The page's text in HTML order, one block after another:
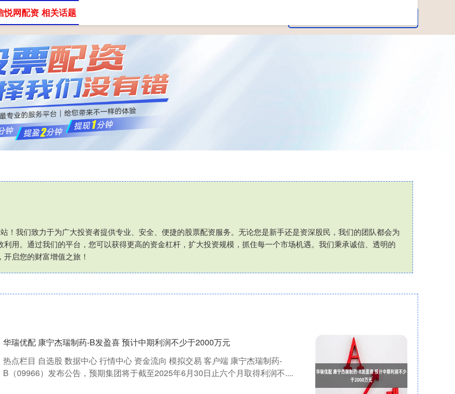
股票配资公司 武汉股票配资平台
！我们致力于为广大投资者提供专业、安全、便捷的股票配资服务。无论您是新手还是资深股民，我们的团队都会为
用。通过我们的平台，您可以获得更高的资金杠杆，扩大投资规模，抓住每一个市场机遇。我们秉承诚信、透明的
启您的财富增值之旅！
悦网配资 相关话题
华瑞优配 康宁杰瑞制药-B发盈喜 预计中期利润不少于2000万元
热点栏目 自选股 数据中心 行情中心 资金流向 模拟交易 客户端 康宁杰瑞制药-
B（09966）发布公告，预期集团将于截至2025年6月30日止六个月取得利润不....